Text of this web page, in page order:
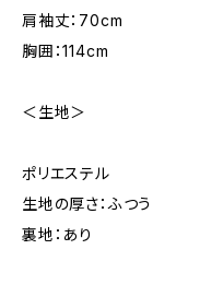
肩袖丈：70cm
胸囲：114cm
＜生地＞
ポリエステル
生地の厚さ：ふつう
裏地：あり